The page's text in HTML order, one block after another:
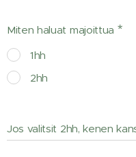
Miten haluat majoittua
1hh
2hh
Jos valitsit 2hh, kenen